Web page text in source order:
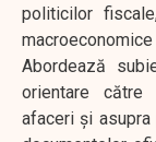
politicilor
Abordează
orientare către
afaceri și